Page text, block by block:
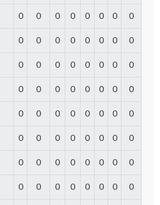
0 0 0 0 0 0 0 0
0 0 0 0 0 0 0 0
0 0 0 0 0 0 0 0
0 0 0 0 0 0 0 0
0 0 0 0 0 0 0 0
0 0 0 0 0 0 0 0
0 0 0 0 0 0 0 0
0 0 0 0 0 0 0 0